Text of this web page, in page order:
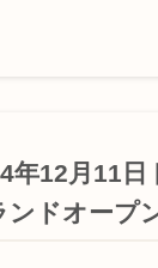
年12月11
ンドオープ